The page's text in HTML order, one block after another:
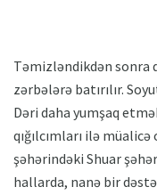
Təmizləndikdən sonra
zərbələrə batırılır.
Dəri daha yumşaq
qığılcımları ilə
şəhərindəki Shuar
hallarda, nanə bir